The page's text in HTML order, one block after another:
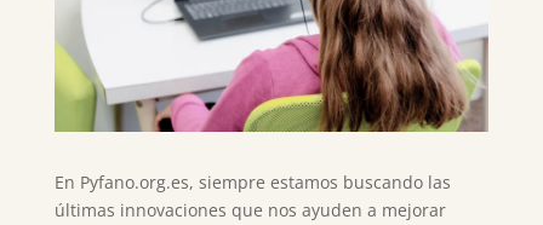
En Pyfano.org.es, siempre estamos buscando las
últimas innovaciones que nos ayuden a mejorar